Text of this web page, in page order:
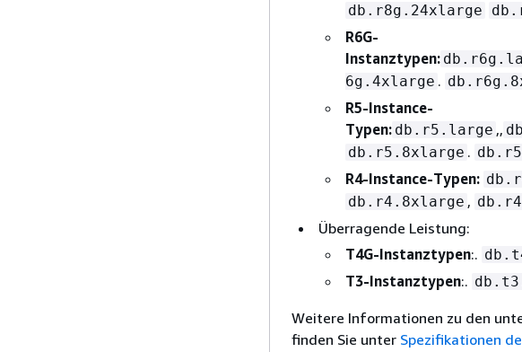
db.r8g.24xlarge
R6G-
Instanztypen:
6g.4xlarge .
R5-Instance-
Typen: db.r5.large ,,
db.r5.8xlarge .
R4-Instance-Typen:
db.r4.8xlarge ,
Überragende Leistung:
T4G-Instanztypen:.
T3-Instanztypen:.
Weitere Informationen zu den
finden Sie unter Spezifikationen